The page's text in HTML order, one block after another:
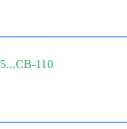
110